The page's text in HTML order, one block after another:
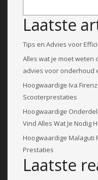
Laatste
Tips en Advies voor
Alles wat je moet weten
advies voor onderhoud
Hoogwaardige Iva
Scooterprestaties
Hoogwaardige
Vind Alles Wat Je Nodig
Hoogwaardige Malaguti
Prestaties
Laatste